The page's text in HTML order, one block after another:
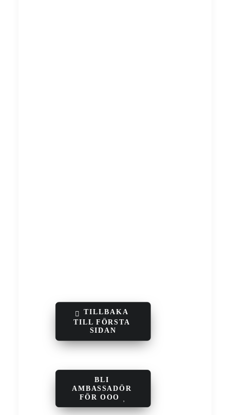
TILLBAKA
TILL FÖRSTA
SIDAN
BLI
AMBASSADÖR
FÖR OOO